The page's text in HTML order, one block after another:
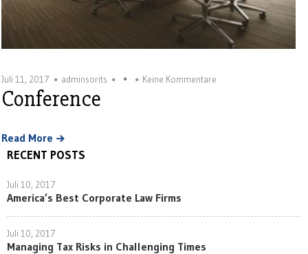
Juli 11, 2017 adminsorits Keine Kommentare
Conference
Read More
RECENT POSTS
Juli 10, 2017
America’s Best Corporate Law Firms
Juli 10, 2017
Managing Tax Risks in Challenging Times